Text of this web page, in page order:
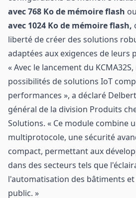
avec 768 Ko de mémoire flash ou
avec 1024 Ko de mémoire flash,
liberté de créer des solutions
adaptées aux exigences de leurs
« Avec le lancement du
possibilités de solutions IoT
performances », a déclaré
général de la division Produits
Solutions. « Ce module combine
multiprotocole, une sécurité
compact, permettant aux
dans des secteurs tels que
l'automatisation des bâtiments
public. »